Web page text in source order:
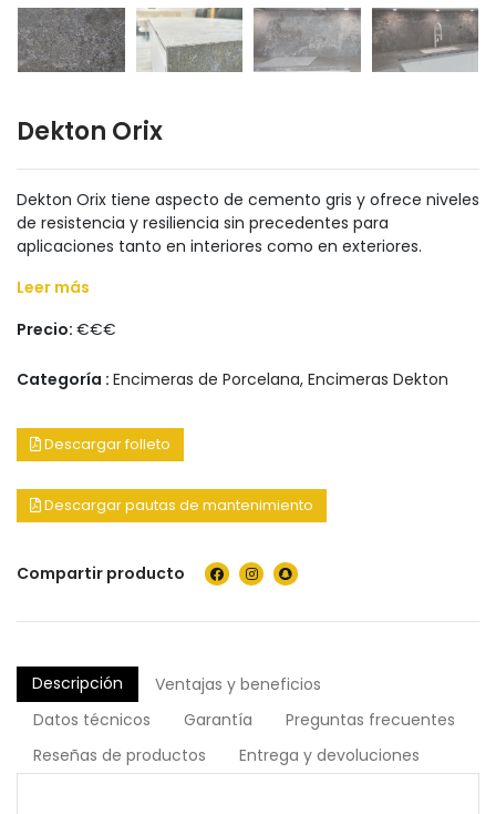
Dekton Orix
Dekton Orix tiene aspecto de cemento gris y ofrece niveles
de resistencia y resiliencia sin precedentes para
aplicaciones tanto en interiores como en exteriores.
Leer más
Precio: €€€
Categoría : Encimeras de Porcelana, Encimeras Dekton
Descargar folleto
Descargar pautas de mantenimiento
Compartir producto
Descripción
Ventajas y beneficios
Datos técnicos
Garantía
Preguntas frecuentes
Reseñas de productos
Entrega y devoluciones